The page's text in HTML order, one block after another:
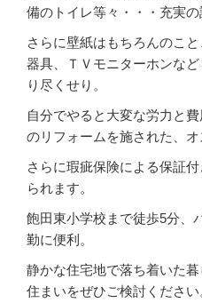
備のトイレ等々・・・充実
さらに壁紙はもちろんのこ
器具、ＴＶモニターホンな
り尽くせり。
自分でやると大変な労力と
のリフォームを施された、
さらに瑕疵保険による保証
られます。
飽田東小学校まで徒歩5分、
勤に便利。
静かな住宅地で落ち着いた
住まいをぜひご検討ください